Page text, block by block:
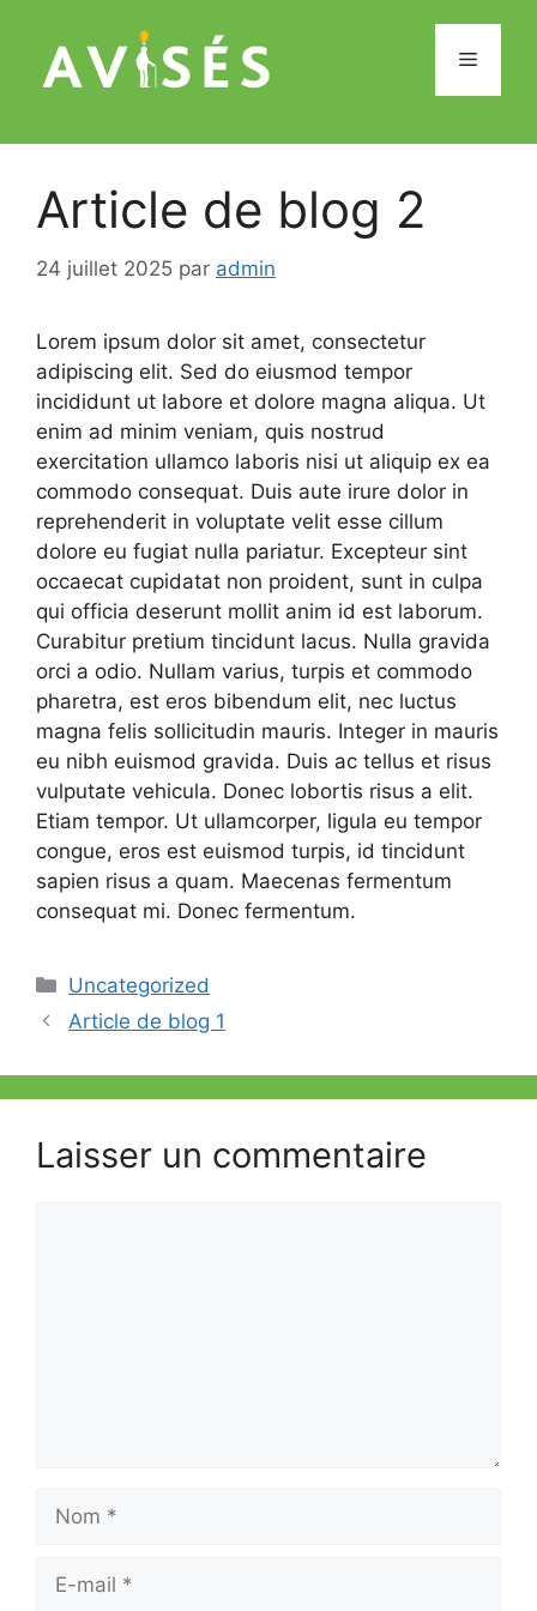
contenu
Menu
Article de blog 2
24 juillet 2025 par admin
Lorem ipsum dolor sit amet, consectetur
adipiscing elit. Sed do eiusmod tempor
incididunt ut labore et dolore magna aliqua. Ut
enim ad minim veniam, quis nostrud
exercitation ullamco laboris nisi ut aliquip ex ea
commodo consequat. Duis aute irure dolor in
reprehenderit in voluptate velit esse cillum
dolore eu fugiat nulla pariatur. Excepteur sint
occaecat cupidatat non proident, sunt in culpa
qui officia deserunt mollit anim id est laborum.
Curabitur pretium tincidunt lacus. Nulla gravida
orci a odio. Nullam varius, turpis et commodo
pharetra, est eros bibendum elit, nec luctus
magna felis sollicitudin mauris. Integer in mauris
eu nibh euismod gravida. Duis ac tellus et risus
vulputate vehicula. Donec lobortis risus a elit.
Etiam tempor. Ut ullamcorper, ligula eu tempor
congue, eros est euismod turpis, id tincidunt
sapien risus a quam. Maecenas fermentum
consequat mi. Donec fermentum.
Catégories
Uncategorized
Article de blog 1
Laisser un commentaire
mail